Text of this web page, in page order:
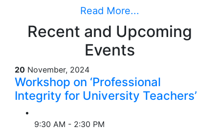
Read More...
Recent and Upcoming
Events
20 November, 2024
Workshop on ‘Professional
Integrity for University Teachers’
9:30 AM - 2:30 PM